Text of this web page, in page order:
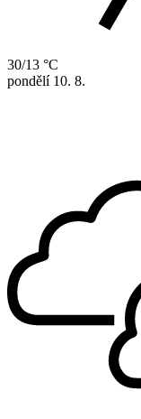
30/13 °C
pondělí 10. 8.